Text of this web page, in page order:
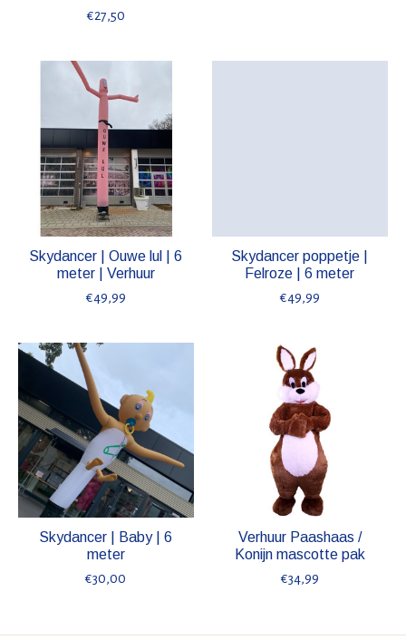
€27,50
Skydancer | Ouwe lul | 6
meter | Verhuur
€49,99
Skydancer poppetje |
Felroze | 6 meter
€49,99
Skydancer | Baby | 6
meter
€30,00
Verhuur Paashaas /
Konijn mascotte pak
€34,99